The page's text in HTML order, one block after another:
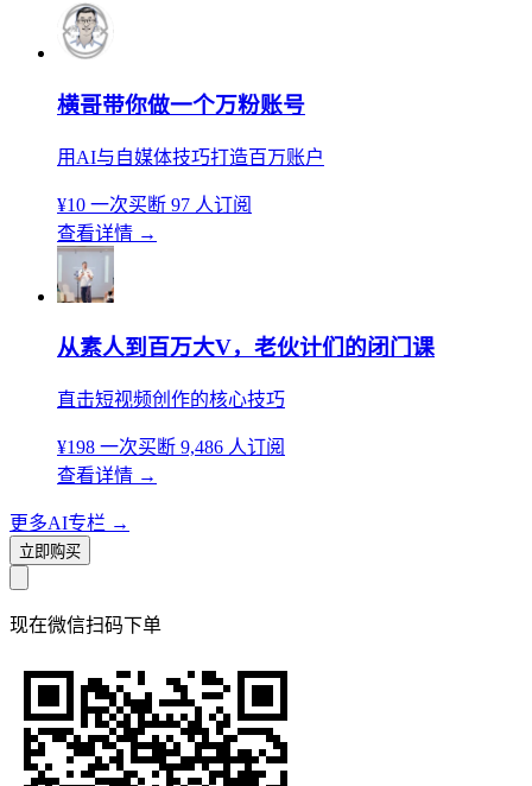
横哥带你做一个万粉账号
用AI与自媒体技巧打造百万账户
¥10 一次买断 97 人订阅
查看详情 →
从素人到百万大V，老伙计们的闭门课
直击短视频创作的核心技巧
¥198 一次买断 9,486 人订阅
查看详情 →
更多AI专栏 →
立即购买
现在微信扫码下单